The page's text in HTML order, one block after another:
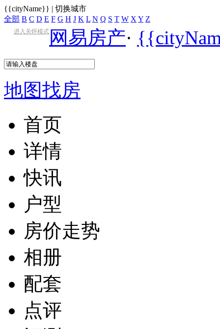
{{cityName}} | 切换城市
全部 B C D E F G H J K L N Q S T W X Y Z
进入关怀模式 网易房产·
地图找房
首页
详情
快讯
户型
房价走势
相册
配套
点评